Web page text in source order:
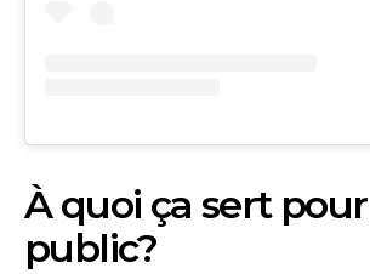
À quoi ça sert
public?